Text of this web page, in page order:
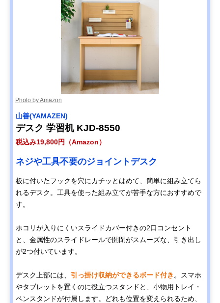
Photo by Amazon
‎山善(YAMAZEN)
デスク 学習机 KJD-8550
税込み19,800円（Amazon）
ネジや工具不要のジョイントデスク
板に付いたフックを穴にカチッとはめて、簡単に組み立てら
れるデスク。工具を使った組み立てが苦手な方におすすめで
す。
ホコリが入りにくいスライドカバー付きの2口コンセント
と、金属性のスライドレールで開閉がスムーズな、引き出し
が2つ付いています。
デスク上部には、 引っ掛け収納ができるボード付き 。スマホ
やタブレットを置くのに役立つスタンドと、小物用トレイ・
ペンスタンドが付属します。どれも位置を変えられるため、